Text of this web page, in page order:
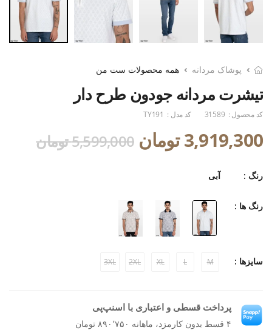
پوشاک مردانه همه محصولات ست من
تیشرت مردانه جودون طرح دار
کد محصول : 31589 کد مدل : TY191
3,919,300 تومان 5,599,000 تومان
رنگ : آبی
رنگ ها :
سایزها : M
L
XL
2XL
3XL
پرداخت قسطی و اعتباری با اسنپ‌پی
۴ قسط بدون کارمزد، ماهانه ۸۹۰٬۷۵۰ تومان